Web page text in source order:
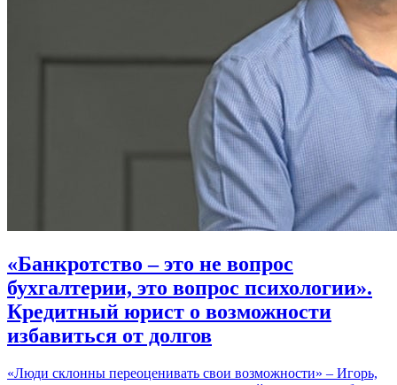
«Банкротство – это не вопрос
бухгалтерии, это вопрос психологии».
Кредитный юрист о возможности
избавиться от долгов
«Люди склонны переоценивать свои возможности» – Игорь,